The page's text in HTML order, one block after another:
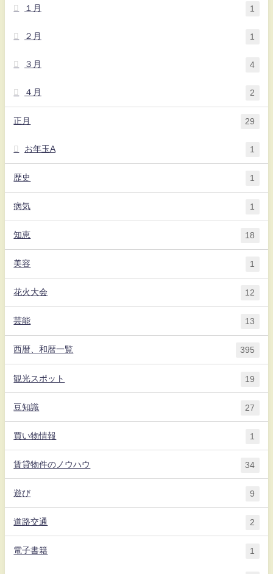
１月 1
２月 1
３月 4
４月 2
正月 29
お年玉A 1
歴史 1
病気 1
知恵 18
美容 1
花火大会 12
芸能 13
西暦、和暦一覧 395
観光スポット 19
豆知識 27
買い物情報 1
賃貸物件のノウハウ 34
遊び 9
道路交通 2
電子書籍 1